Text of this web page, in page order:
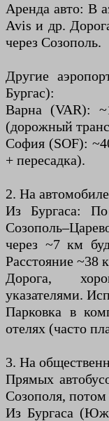
Аренда авто: В
Avis и др.
через Созополь.
Другие
Бургас):
Варна (VAR):
(дорожный
София (SOF):
+ пересадка).
2. На автомобиле
Из Бургаса: По
через ~7 км
Расстояние ~38
Дорога,
указателями.
Парковка в
отелях (часто
3. На
Прямых
Созополя,
Из Бургаса